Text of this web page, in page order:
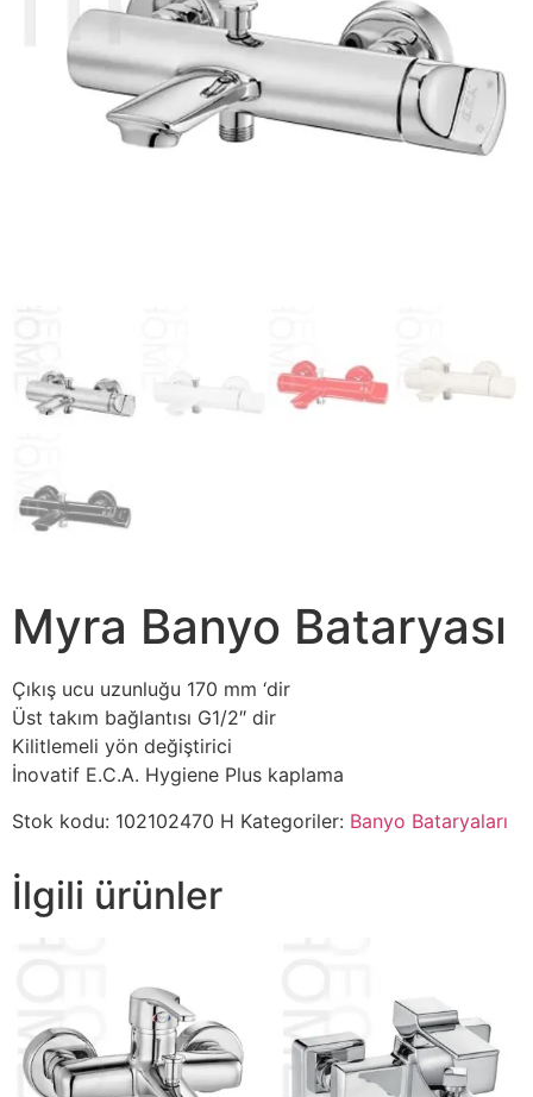
Myra Banyo Bataryası
Çıkış ucu uzunluğu 170 mm ‘dir
Üst takım bağlantısı G1/2″ dir
Kilitlemeli yön değiştirici
İnovatif E.C.A. Hygiene Plus kaplama
Stok kodu: 102102470 H Kategoriler: Banyo Bataryaları
İlgili ürünler